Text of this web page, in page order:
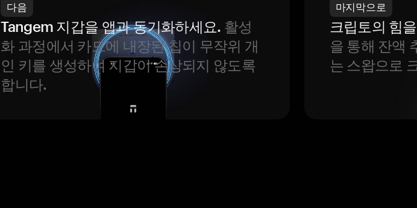
다음
Tangem 지갑을 앱과 동기화하세요. 활성
화 과정에서 카드에 내장된 칩이 무작위 개
인 키를 생성하여 지갑이 손상되지 않도록
합니다.
마지막으로
크립토의 힘
을 통해 잔액
는 스왑으로